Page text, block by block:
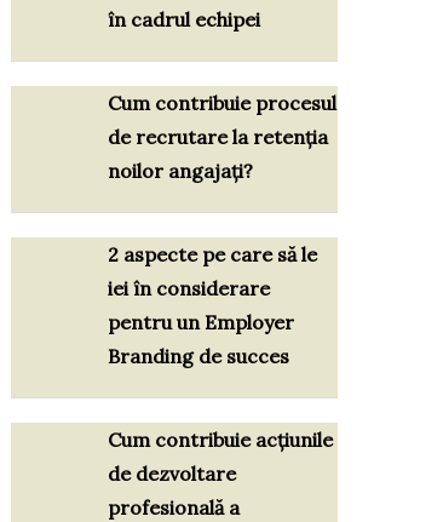
în cadrul echipei
Cum contribuie procesul
de recrutare la retenția
noilor angajați?
2 aspecte pe care să le
iei în considerare
pentru un Employer
Branding de succes
Cum contribuie acțiunile
de dezvoltare
profesională a